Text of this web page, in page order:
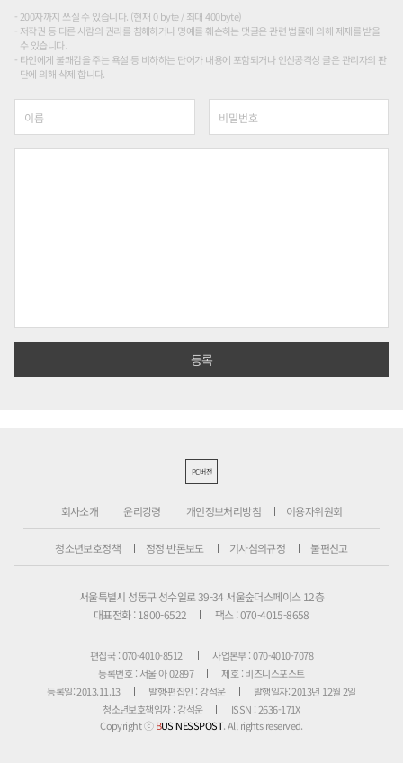
200자까지 쓰실 수 있습니다. (현재 0 byte / 최대 400byte)
저작권 등 다른 사람의 권리를 침해하거나 명예를 훼손하는 댓글은 관련 법률에 의해 제재를 받을
수 있습니다.
타인에게 불쾌감을 주는 욕설 등 비하하는 단어가 내용에 포함되거나 인신공격성 글은 관리자의 판
단에 의해 삭제 합니다.
PC버전
회사소개 윤리강령 개인정보처리방침 이용자위원회
청소년보호정책 정정·반론보도 기사심의규정 불편신고
서울특별시 성동구 성수일로 39-34 서울숲더스페이스 12층
대표전화 : 1800-6522
팩스 : 070-4015-8658
편집국 : 070-4010-8512
사업본부 : 070-4010-7078
등록번호 : 서울 아 02897
제호 : 비즈니스포스트
등록일: 2013.11.13
발행·편집인 : 강석운
발행일자: 2013년 12월 2일
청소년보호책임자 : 강석운
ISSN : 2636-171X
Copyright ⓒBUSINESSPOST. All rights reserved.